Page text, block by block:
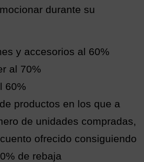
durante su
y accesorios al 60%
al 70%
60%
productos en los que a
de unidades compradas,
ofrecido consiguiendo
de rebaja